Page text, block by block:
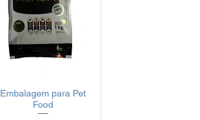
Visualização rápida
Embalagem para Pet
Food